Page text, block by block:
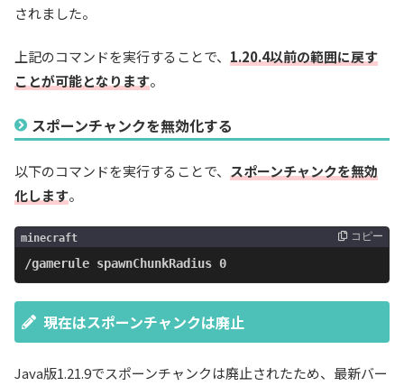
されました。
上記のコマンドを実行することで、 1.20.4以前の範囲に戻す
ことが可能となります。
スポーンチャンクを無効化する
以下のコマンドを実行することで、 スポーンチャンクを無効
化します。
minecraft
/gamerule spawnChunkRadius 0
コピー
現在はスポーンチャンクは廃止
Java版1.21.9でスポーンチャンクは廃止されたため、最新バー